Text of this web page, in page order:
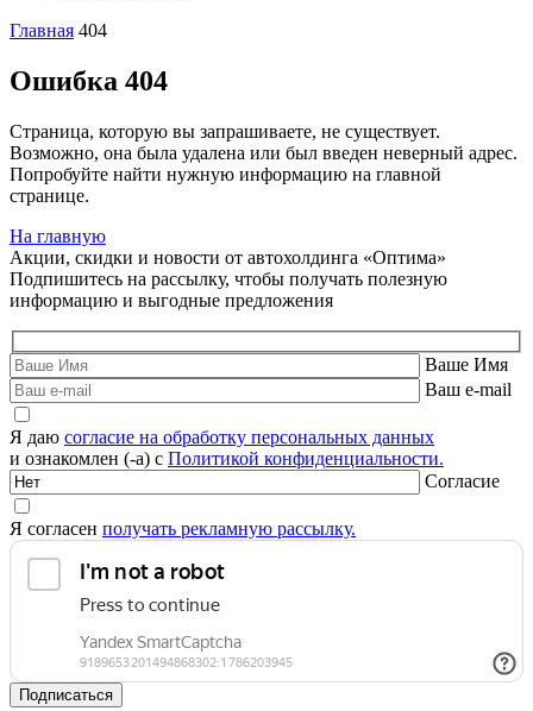
Главная 404
Ошибка 404
Страница, которую вы запрашиваете, не существует.
Возможно, она была удалена или был введен неверный адрес.
Попробуйте найти нужную информацию на главной
странице.
На главную
Акции, скидки и новости от автохолдинга «Оптима»
Подпишитесь на рассылку, чтобы получать полезную
информацию и выгодные предложения
Ваше Имя
Ваш e-mail
Я даю согласие на обработку персональных данных
и ознакомлен (-а) с Политикой конфиденциальности.
Согласие
Я согласен получать рекламную рассылку.